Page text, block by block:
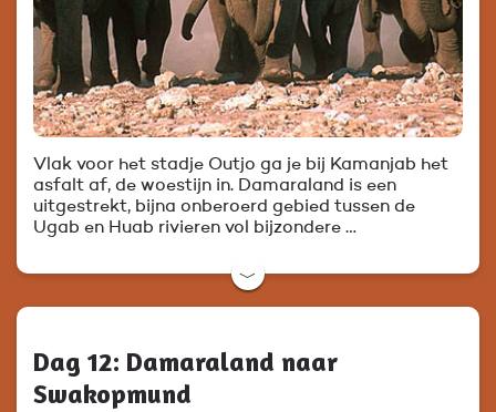
Vlak voor het stadje Outjo ga je bij Kamanjab het
asfalt af, de woestijn in. Damaraland is een
uitgestrekt, bijna onberoerd gebied tussen de
Ugab en Huab rivieren vol bijzondere …
﹀
Dag 12: Damaraland naar
Swakopmund